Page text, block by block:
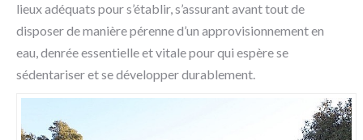
lieux adéquats pour s’établir, s’assurant avant tout de
disposer de manière pérenne d’un approvisionnement en
eau, denrée essentielle et vitale pour qui espère se
sédentariser et se développer durablement.